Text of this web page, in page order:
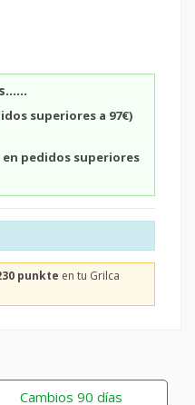
superiores a 97€)
pedidos superiores
punkte en tu Grilca
Cambios 90 días